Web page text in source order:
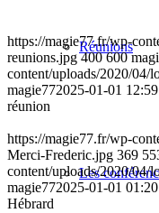
Réunions
Les
https://magie77.fr/wp-
reunions.jpg 400 600
content/uploads/2020/04/
magie772025-01-01
réunion
https://magie77.fr/wp-
Merci-Frederic.jpg 369
content/uploads/2020/04/
magie772025-01-01
Hébrard